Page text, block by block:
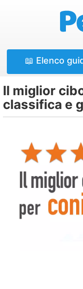
📖 Elenco
Il miglior
classifica e